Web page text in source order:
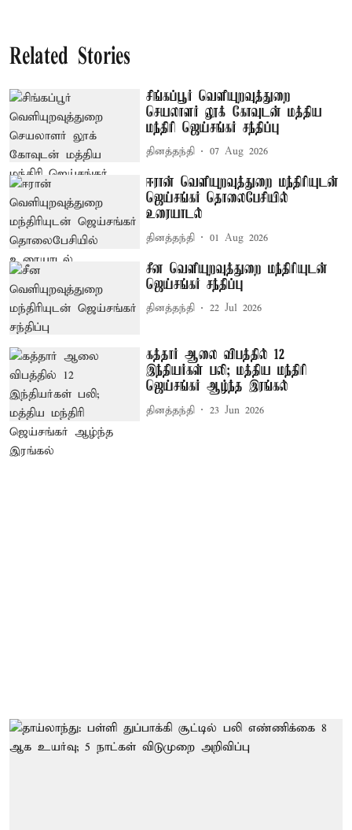
Related Stories
சிங்கப்பூர் வெளியுறவுத்துறை
செயலாளர் லூக் கோவுடன் மத்திய
மந்திரி ஜெய்சங்கர் சந்திப்பு
தினத்தந்தி 07 Aug 2026
ஈரான் வெளியுறவுத்துறை மந்திரியுடன்
ஜெய்சங்கர் தொலைபேசியில்
உரையாடல்
தினத்தந்தி 01 Aug 2026
சீன வெளியுறவுத்துறை மந்திரியுடன்
ஜெய்சங்கர் சந்திப்பு
தினத்தந்தி 22 Jul 2026
கத்தார் ஆலை விபத்தில் 12
இந்தியர்கள் பலி; மத்திய மந்திரி
ஜெய்சங்கர் ஆழ்ந்த இரங்கல்
தினத்தந்தி 23 Jun 2026